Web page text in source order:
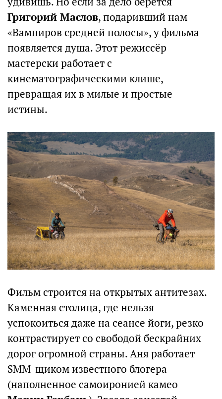
Григорий Маслов, подаривший нам
«Вампиров средней полосы», у фильма
появляется душа. Этот режиссёр
мастерски работает с
кинематографическими клише,
превращая их в милые и простые
истины.
Фильм строится на открытых антитезах.
Каменная столица, где нельзя
успокоиться даже на сеансе йоги, резко
контрастирует со свободой бескрайних
дорог огромной страны. Аня работает
SMM-щиком известного блогера
(наполненное самоиронией камео